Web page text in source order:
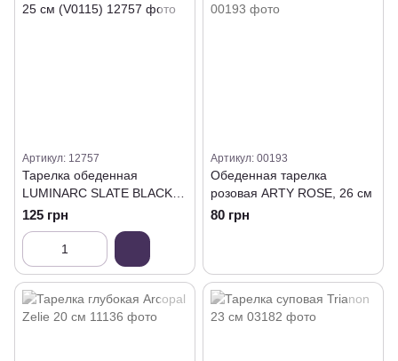
Артикул: 12757
Тарелка обеденная
LUMINARC SLATE BLACK
25 см (V0115)
125 грн
Артикул: 00193
Обеденная тарелка
розовая ARTY ROSE, 26 см
80 грн